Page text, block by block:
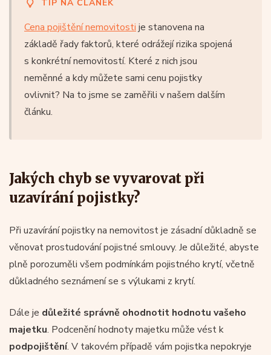
TIP NA ČLÁNEK
Cena pojištění nemovitosti je stanovena na
základě řady faktorů, které odrážejí rizika spojená
s konkrétní nemovitostí. Které z nich jsou
neměnné a kdy můžete sami cenu pojistky
ovlivnit? Na to jsme se zaměřili v našem dalším
článku.
Jakých chyb se vyvarovat při
uzavírání pojistky?
Při uzavírání pojistky na nemovitost je zásadní důkladně se
věnovat prostudování pojistné smlouvy. Je důležité, abyste
plně porozuměli všem podmínkám pojistného krytí, včetně
důkladného seznámení se s výlukami z krytí.
Dále je důležité správně ohodnotit hodnotu vašeho
majetku. Podcenění hodnoty majetku může vést k
podpojištění. V takovém případě vám pojistka nepokryje